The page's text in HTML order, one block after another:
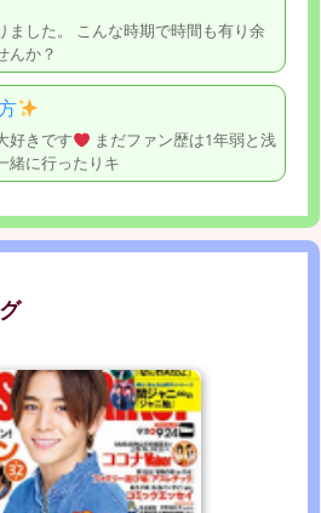
ました。 こんな時期で時間も有り余
んか？
好きです
まだファン歴は1年弱と浅
緒に行ったりキ